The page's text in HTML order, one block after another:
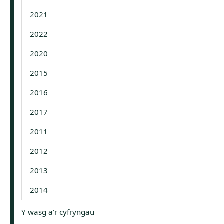
2021
2022
2020
2015
2016
2017
2011
2012
2013
2014
Y wasg a’r cyfryngau